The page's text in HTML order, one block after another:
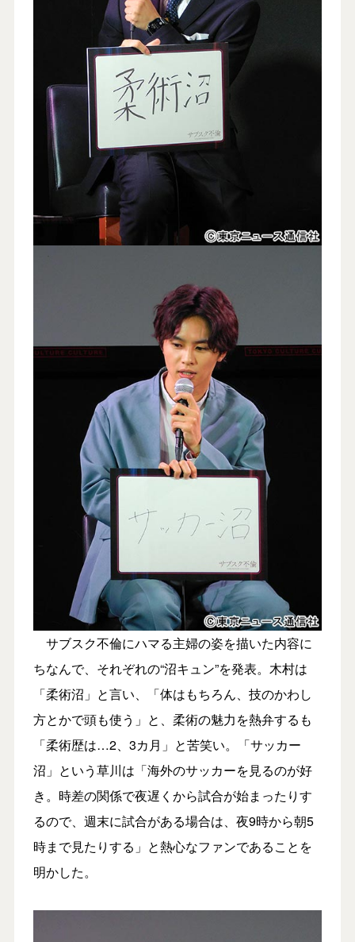
サブスク不倫にハマる主婦の姿を描いた内容に
ちなんで、それぞれの“沼キュン”を発表。木村は
「柔術沼」と言い、「体はもちろん、技のかわし
方とかで頭も使う」と、柔術の魅力を熱弁するも
「柔術歴は…2、3カ月」と苦笑い。「サッカー
沼」という草川は「海外のサッカーを見るのが好
き。時差の関係で夜遅くから試合が始まったりす
るので、週末に試合がある場合は、夜9時から朝5
時まで見たりする」と熱心なファンであることを
明かした。